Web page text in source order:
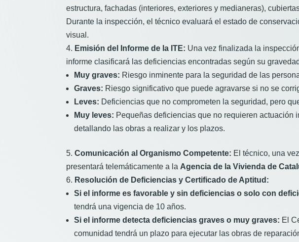
estructura, fachadas (interiores, exteriores y medianeras),
Durante la inspección, el técnico evaluará el estado de
visual.
Emisión del Informe de la ITE: Una vez finalizada la
informe clasificará las deficiencias encontradas según su
Muy graves: Riesgo inminente para la seguridad de las
Graves: Riesgo significativo que puede agravarse si no se
Leves: Deficiencias que no comprometen la seguridad, pero
Muy leves: Pequeñas deficiencias que no requieren actuación
detallando las obras a realizar y los plazos.
Comunicación al Organismo Competente: El técnico, una
presentará telemáticamente a la Agencia de la Vivienda de
Resolución de Deficiencias y Certificado de Aptitud:
Si el informe es favorable y sin deficiencias o solo con
tendrá una vigencia de 10 años.
Si el informe detecta deficiencias graves o muy graves: El
comunidad tendrá un plazo para ejecutar las obras de